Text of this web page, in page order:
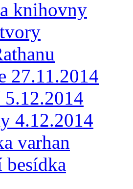
knihovny
27.11.2014
4.12.2014
varhan